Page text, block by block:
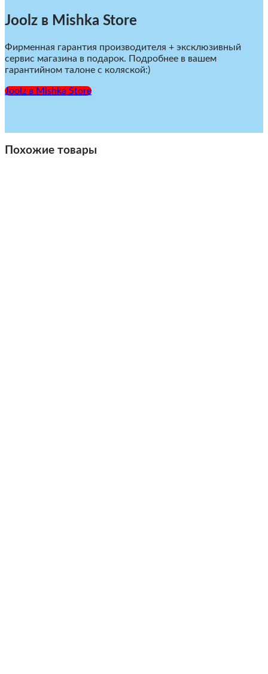
Joolz в Mishka Store
Фирменная гарантия производителя + эксклюзивный
сервис магазина в подарок. Подробнее в вашем
гарантийном талоне с коляской:)
Joolz в Mishka Store
Похожие товары